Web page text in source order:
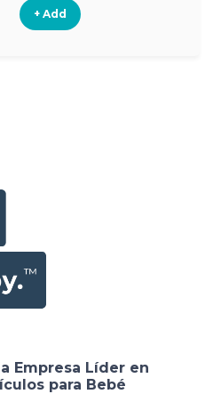
+ Add
Empresa Líder en
para Bebé